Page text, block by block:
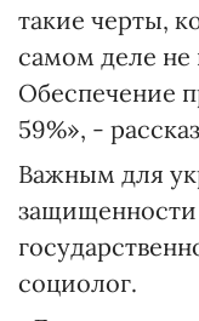
такие черты,
самом деле не
Обеспечение
59%», -
Важным для
социолог.